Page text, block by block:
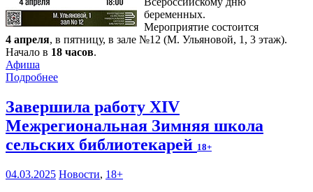
беременных.
Мероприятие состоится
4 апреля, в пятницу, в зале №12 (М. Ульяновой, 1, 3 этаж).
Начало в 18 часов.
Афиша
Подробнее
Завершила работу XIV
Межрегиональная Зимняя школа
сельских библиотекарей 18+
04.03.2025 Новости, 18+